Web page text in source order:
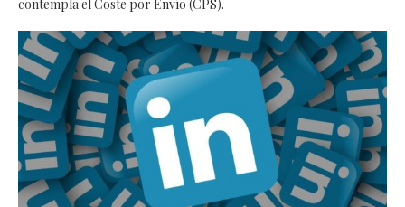
contempla el Coste por Envío (CPS).